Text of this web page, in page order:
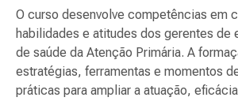
O curso desenvolve competências em
habilidades e atitudes dos gerentes de
de saúde da Atenção Primária. A
estratégias, ferramentas e momentos
práticas para ampliar a atuação,